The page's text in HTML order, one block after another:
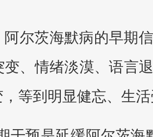
尔茨海默病的早期
、情绪淡漠、语言
等到明显健忘、生